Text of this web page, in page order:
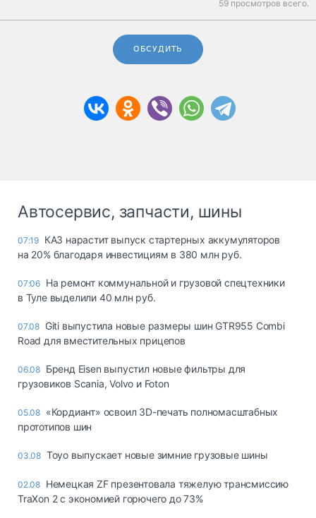
59 просмотров всего.
ОБСУДИТЬ
Автосервис, запчасти, шины
07:19 КАЗ нарастит выпуск стартерных аккумуляторов
на 20% благодаря инвестициям в 380 млн руб.
07:06 На ремонт коммунальной и грузовой спецтехники
в Туле выделили 40 млн руб.
07.08 Giti выпустила новые размеры шин GTR955 Combi
Road для вместительных прицепов
06.08 Бренд Eisen выпустил новые фильтры для
грузовиков Scania, Volvo и Foton
05.08 «Кордиант» освоил 3D-печать полномасштабных
прототипов шин
03.08 Toyo выпускает новые зимние грузовые шины
02.08 Немецкая ZF презентовала тяжелую трансмиссию
TraXon 2 с экономией горючего до 73%